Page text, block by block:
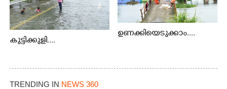
കുട്ടിക്കുളി....
ഉണക്കിയെടുക്കാം....
TRENDING IN NEWS 360